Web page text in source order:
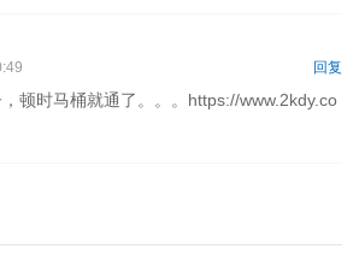
回复
顿时马桶就通了。。。https://www.2kdy.co